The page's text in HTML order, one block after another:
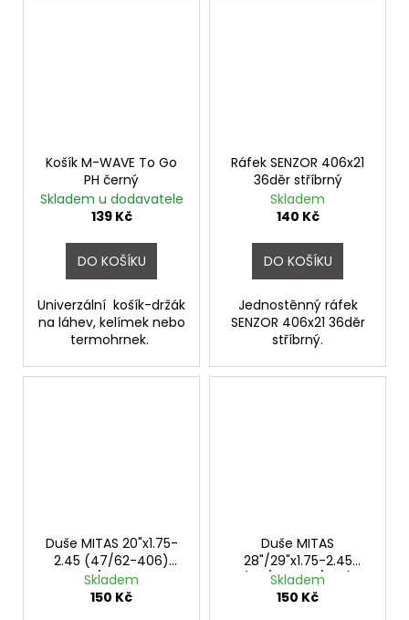
Košík M-WAVE To Go
PH černý
Skladem u dodavatele
139 Kč
DO KOŠÍKU
Univerzální košík-držák
na láhev, kelímek nebo
termohrnek.
Ráfek SENZOR 406x21
36děr stříbrný
Skladem
140 Kč
DO KOŠÍKU
Jednostěnný ráfek
SENZOR 406x21 36děr
stříbrný.
Duše MITAS 20"x1.75-
2.45 (47/62-406)
DV/40mm
Skladem
150 Kč
Duše MITAS
28"/29"x1.75-2.45
(47/62-622/635)
DV/40mm
Skladem
150 Kč